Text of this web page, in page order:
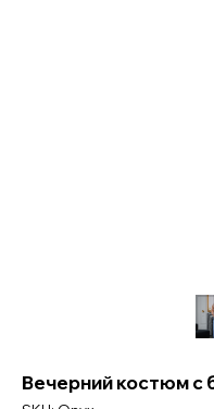
Вечерний костюм